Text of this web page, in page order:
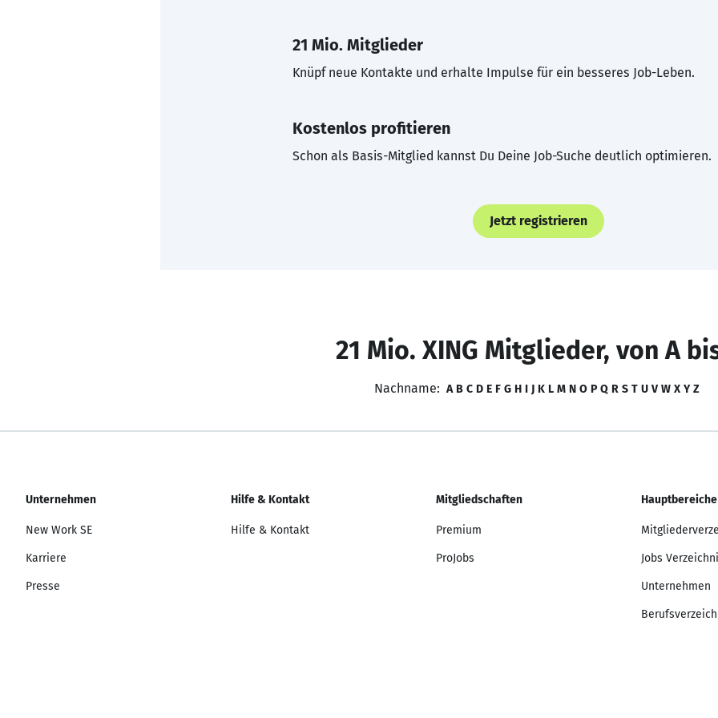
21 Mio. Mitglieder
Knüpf neue Kontakte und erhalte Impulse für ein besseres Job-Leben.
Kostenlos profitieren
Schon als Basis-Mitglied kannst Du Deine Job-Suche deutlich optimieren.
Jetzt registrieren
21 Mio. XING Mitglieder, von A
Nachname: A B C D E F G H I J K L M N O P Q R S T U V W X Y Z
Unternehmen
New Work SE
Karriere
Presse
Hilfe & Kontakt
Hilfe & Kontakt
Mitgliedschaften
Premium
ProJobs
Hauptbereiche
Jobs
Unternehmen